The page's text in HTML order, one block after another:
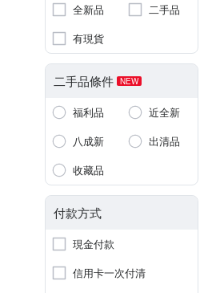
全新品
二手品
有現貨
二手品條件 NEW
福利品
近全新
八成新
出清品
收藏品
付款方式
現金付款
信用卡一次付清